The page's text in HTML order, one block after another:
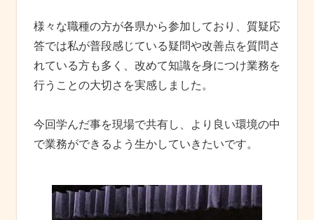
様々な職種の方が各県から参加しており、質疑応
答では私が普段感じている疑問や改善点を質問さ
れている方も多く、改めて知識を身につけ業務を
行うことの大切さを実感しました。
今回学んだ事を現場で共有し、より良い環境の中
で業務ができるよう生かしていきたいです。